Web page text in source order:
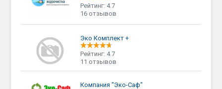
Рейтинг: 4.7
16 отзывов
Эко Комплект +
Рейтинг: 4.7
11 отзывов
Компания "Эко-Саф"